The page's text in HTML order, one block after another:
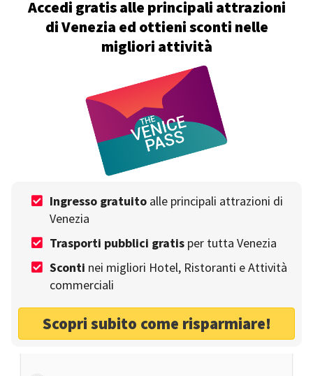
Accedi gratis alle principali attrazioni
di Venezia ed ottieni sconti nelle
migliori attività
Ingresso gratuito alle principali attrazioni di
Venezia
Trasporti pubblici gratis per tutta Venezia
Sconti nei migliori Hotel, Ristoranti e Attività
commerciali
Scopri subito come risparmiare!
Una giornata nel ghetto ebraico di Venezia:
scopri tutti i suoi segreti
Emanuele Castellano
La Duna Verde di Caorle: la meta ideale per le